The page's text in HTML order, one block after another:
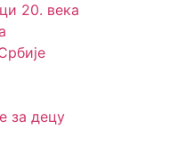
20. века
за децу